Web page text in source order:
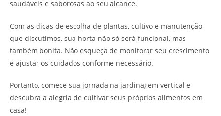
saudáveis e saborosas ao seu alcance.
Com as dicas de escolha de plantas, cultivo e manutenção
que discutimos, sua horta não só será funcional, mas
também bonita. Não esqueça de monitorar seu crescimento
e ajustar os cuidados conforme necessário.
Portanto, comece sua jornada na jardinagem vertical e
descubra a alegria de cultivar seus próprios alimentos em
casa!